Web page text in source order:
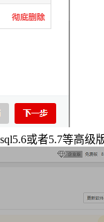
或者5.7等高级版